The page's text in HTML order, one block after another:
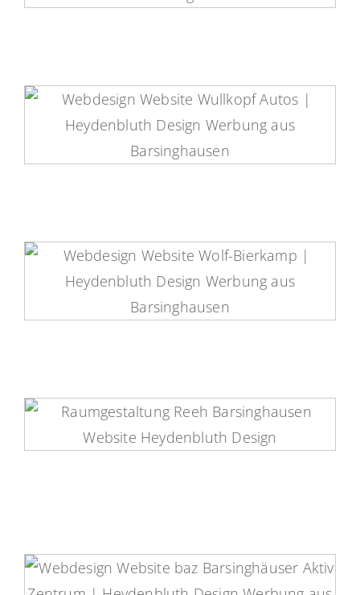
Wullkopf-Autos Website
Wolf + Bierkamp Website
Raumgestaltung Reeh Website